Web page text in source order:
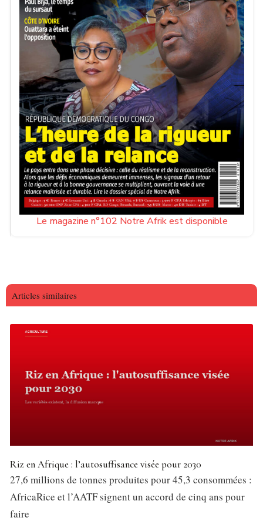
Le magazine n°102 Notre Afrik est disponible
Articles similaires
Riz en Afrique : l’autosuffisance visée pour 2030
27,6 millions de tonnes produites pour 45,3 consommées :
AfricaRice et l’AATF signent un accord de cinq ans pour
faire